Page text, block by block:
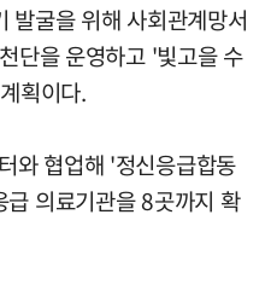
발굴을 위해 사회관계망서
단을 운영하고 '빛고을 수
획이다.
와 협업해 '정신응급합동
의료기관을 8곳까지 확